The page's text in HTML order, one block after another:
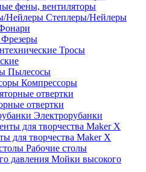
фены, вентиляторы
Степлеры/Нейлеры
Фрезеры
Тросы
Пылесосы
Компрессоры
отвертки
Электрорубанки
для творчества Maker X
Рабочие столы
Мойки высокого